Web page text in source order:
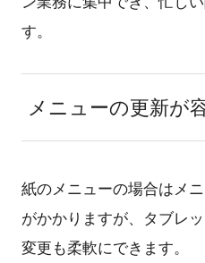
す。
メニューの更新が
紙のメニューの場合はメ
がかかりますが、タブレ
変更も柔軟にできます。